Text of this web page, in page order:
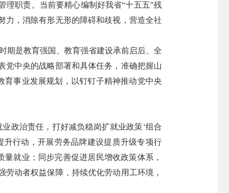
理职责。当前要精心编制好我省“十五五”残
力，消除有形无形的障碍和歧视，营造全社
期是教育强国、教育强省建设承前启后、全
党中央的战略部署和具体任务，准确把握山
育事业发展规划，以钉钉子精神推动党中央
政治责任，打好减负稳岗扩就业政策‘组合
行动，开展劳务品牌建设提质升级专项行
就业；同步完善促进居民增收政策体系，
动者权益保障，持续优化劳动用工环境，